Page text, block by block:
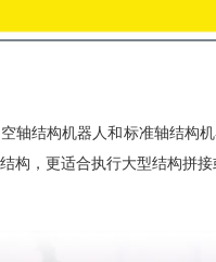
轴结构机器人和标准轴结构
构，更适合执行大型结构拼